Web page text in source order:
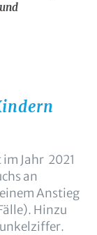
und
Jahr 2021
an
Anstieg
Hinzu